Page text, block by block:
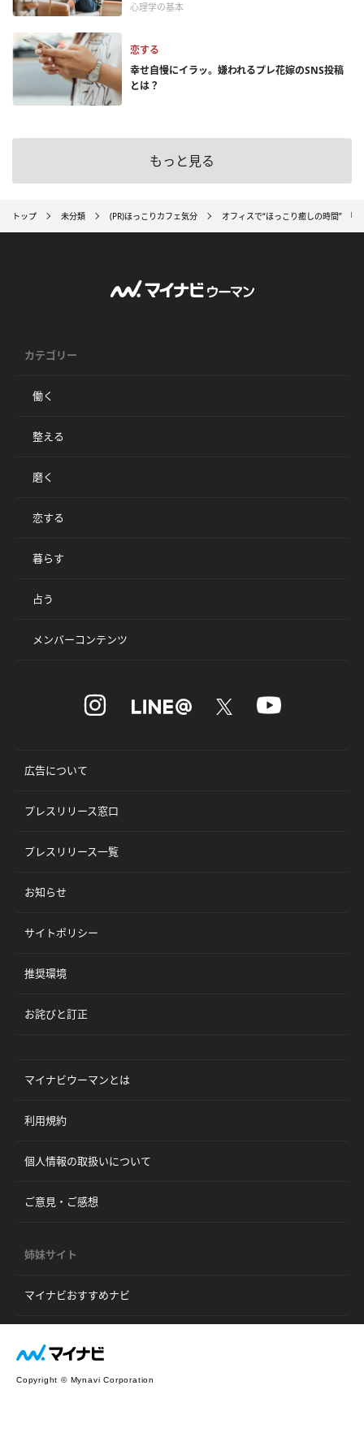
心理学の基本
恋する
幸せ自慢にイラッ。嫌われるプレ花嫁のSNS投稿
とは？
もっと見る
トップ 未分類 (PR)ほっこりカフェ気分 オフィスで“ほっこり癒しの時間” ｢
カテゴリー
働く
整える
磨く
恋する
暮らす
占う
メンバーコンテンツ
広告について
プレスリリース窓口
プレスリリース一覧
お知らせ
サイトポリシー
推奨環境
お詫びと訂正
マイナビウーマンとは
利用規約
個人情報の取扱いについて
ご意見・ご感想
姉妹サイト
マイナビおすすめナビ
Copyright © Mynavi Corporation